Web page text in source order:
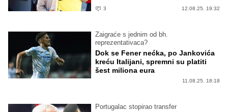
3 12.08.25. 19:32
Zaigraće s jednim od bh.
reprezentativaca?
Dok se Fener nećka, po Jankovića
kreću Italijani, spremni su platiti
šest miliona eura
11.08.25. 18:18
Portugalac stopirao transfer